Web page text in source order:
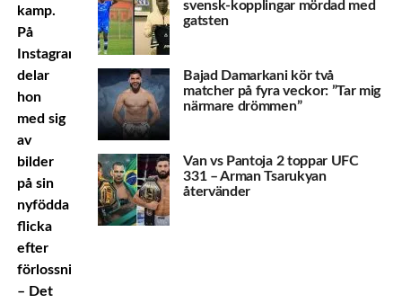
kamp.
På
Instagram
delar
hon
med sig
av
bilder
på sin
nyfödda
flicka
efter
förlossningen.
– Det
svensk-kopplingar mördad med
gatsten
Bajad Damarkani kör två
matcher på fyra veckor: ”Tar mig
närmare drömmen”
Van vs Pantoja 2 toppar UFC
331 – Arman Tsarukyan
återvänder